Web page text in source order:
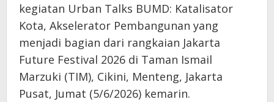
kegiatan Urban Talks BUMD: Katalisator
Kota, Akselerator Pembangunan yang
menjadi bagian dari rangkaian Jakarta
Future Festival 2026 di Taman Ismail
Marzuki (TIM), Cikini, Menteng, Jakarta
Pusat, Jumat (5/6/2026) kemarin.